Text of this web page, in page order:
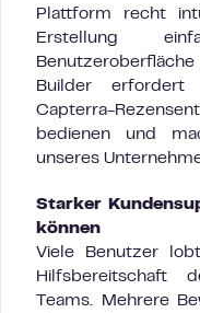
Plattform recht
Erstellung
Builder erfordert
Capterra-
bedienen und
unseres
Starker
können
Viele Benutzer
Hilfsbereitschaft
Teams. Mehrere